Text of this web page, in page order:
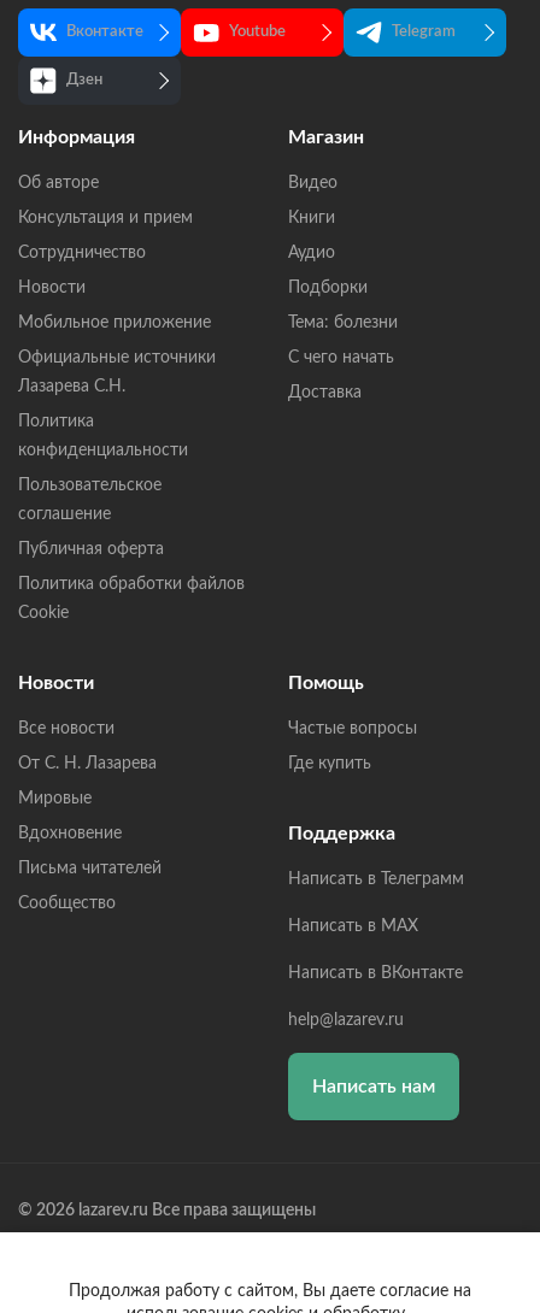
Вконтакте Youtube Telegram
Дзен
Информация
Об авторе
Консультация и прием
Сотрудничество
Новости
Мобильное приложение
Официальные источники
Лазарева С.Н.
Политика
конфиденциальности
Пользовательское
соглашение
Публичная оферта
Политика обработки файлов
Cookie
Магазин
Видео
Книги
Аудио
Подборки
Тема: болезни
С чего начать
Доставка
Новости
Все новости
От С. Н. Лазарева
Мировые
Вдохновение
Письма читателей
Сообщество
Помощь
Частые вопросы
Где купить
Поддержка
Написать в Телеграмм
Написать в MAX
Написать в ВКонтакте
help@lazarev.ru
Написать нам
© 2026 lazarev.ru Все права защищены
Банк: ОАО "АЛЬФА-БАНК" БИК: 044525593, К/С:
30101810200000000593
Продолжая работу с сайтом, Вы даете согласие на